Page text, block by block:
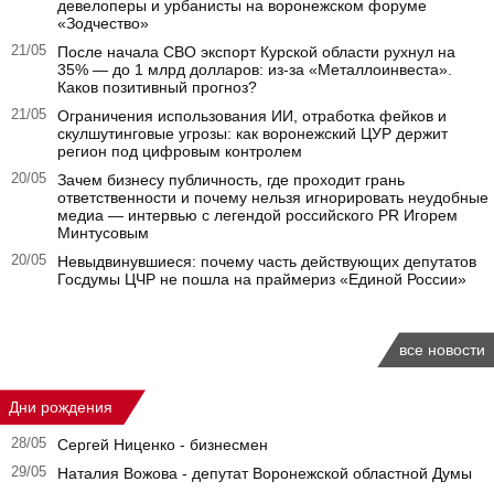
девелоперы и урбанисты на воронежском форуме
«Зодчество»
21/05
После начала СВО экспорт Курской области рухнул на
35% — до 1 млрд долларов: из-за «Металлоинвеста».
Каков позитивный прогноз?
21/05
Ограничения использования ИИ, отработка фейков и
скулшутинговые угрозы: как воронежский ЦУР держит
регион под цифровым контролем
20/05
Зачем бизнесу публичность, где проходит грань
ответственности и почему нельзя игнорировать неудобные
медиа — интервью с легендой российского PR Игорем
Минтусовым
20/05
Невыдвинувшиеся: почему часть действующих депутатов
Госдумы ЦЧР не пошла на праймериз «Единой России»
все новости
Дни рождения
28/05 Сергей Ниценко - бизнесмен
29/05 Наталия Вожова - депутат Воронежской областной Думы